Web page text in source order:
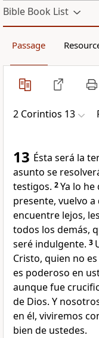
Bible Book List
Passage
2 Corintios 13
13 Ésta será la
asunto se
testigos. 2Ya lo
presente, vuelvo
encuentre lejos,
todos los demás,
seré indulgente. 3
Cristo, quien no
es poderoso en
aunque fue
de Dios. Y
en él, viviremos
bien de ustedes.